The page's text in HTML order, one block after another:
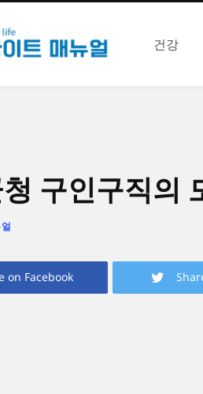
건강
구인구직의
on Facebook